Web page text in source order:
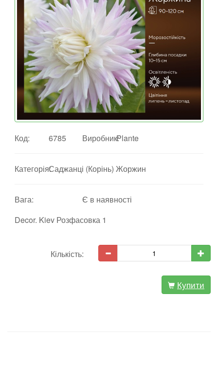
Код: 6785 Виробник:Plante
Категорія:Саджанці (Корінь) Жоржин
Вага:
Є в наявності
Decor. Kiev Розфасовка 1
Кількість:
Купити